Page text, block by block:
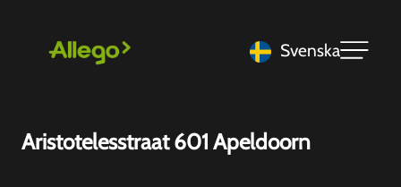
Svenska
Aristotelesstraat 601 Apeldoorn